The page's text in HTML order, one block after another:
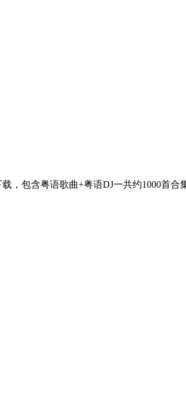
，包含粤语歌曲+粤语DJ一共约1000首